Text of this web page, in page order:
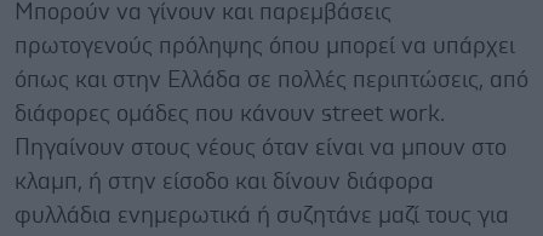
Μπορούν να γίνουν και παρεμβάσεις
πρωτογενούς πρόληψης όπου μπορεί να υπάρχει
όπως και στην Ελλάδα σε πολλές περιπτώσεις, από
διάφορες ομάδες που κάνουν street work.
Πηγαίνουν στους νέους όταν είναι να μπουν στο
κλαμπ, ή στην είσοδο και δίνουν διάφορα
φυλλάδια ενημερωτικά ή συζητάνε μαζί τους για